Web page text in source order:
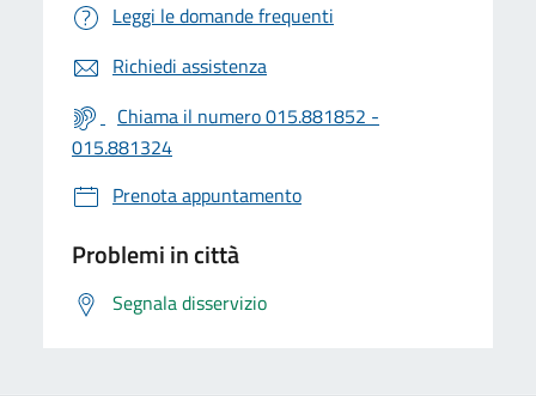
Leggi le domande frequenti
Richiedi assistenza
Chiama il numero 015.881852 -
015.881324
Prenota appuntamento
Problemi in città
Segnala disservizio